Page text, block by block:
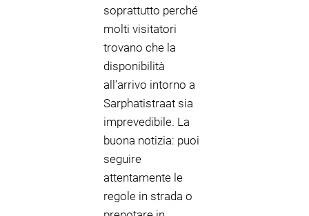
soprattutto perché
molti visitatori
trovano che la
disponibilità
all’arrivo intorno a
Sarphatistraat sia
imprevedibile. La
buona notizia: puoi
seguire
attentamente le
regole in strada o